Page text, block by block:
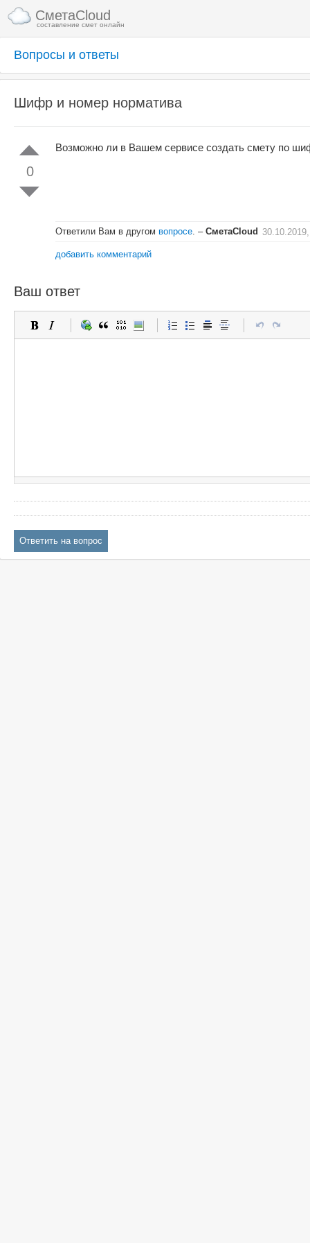
СметаCloud
составление смет онлайн
Вопросы и ответы
Шифр и номер норматива
0
Возможно ли в Вашем сервисе создать смету по
Ответили Вам в другом вопросе. – СметаCloud
добавить комментарий
Ваш ответ
Ответить на вопрос